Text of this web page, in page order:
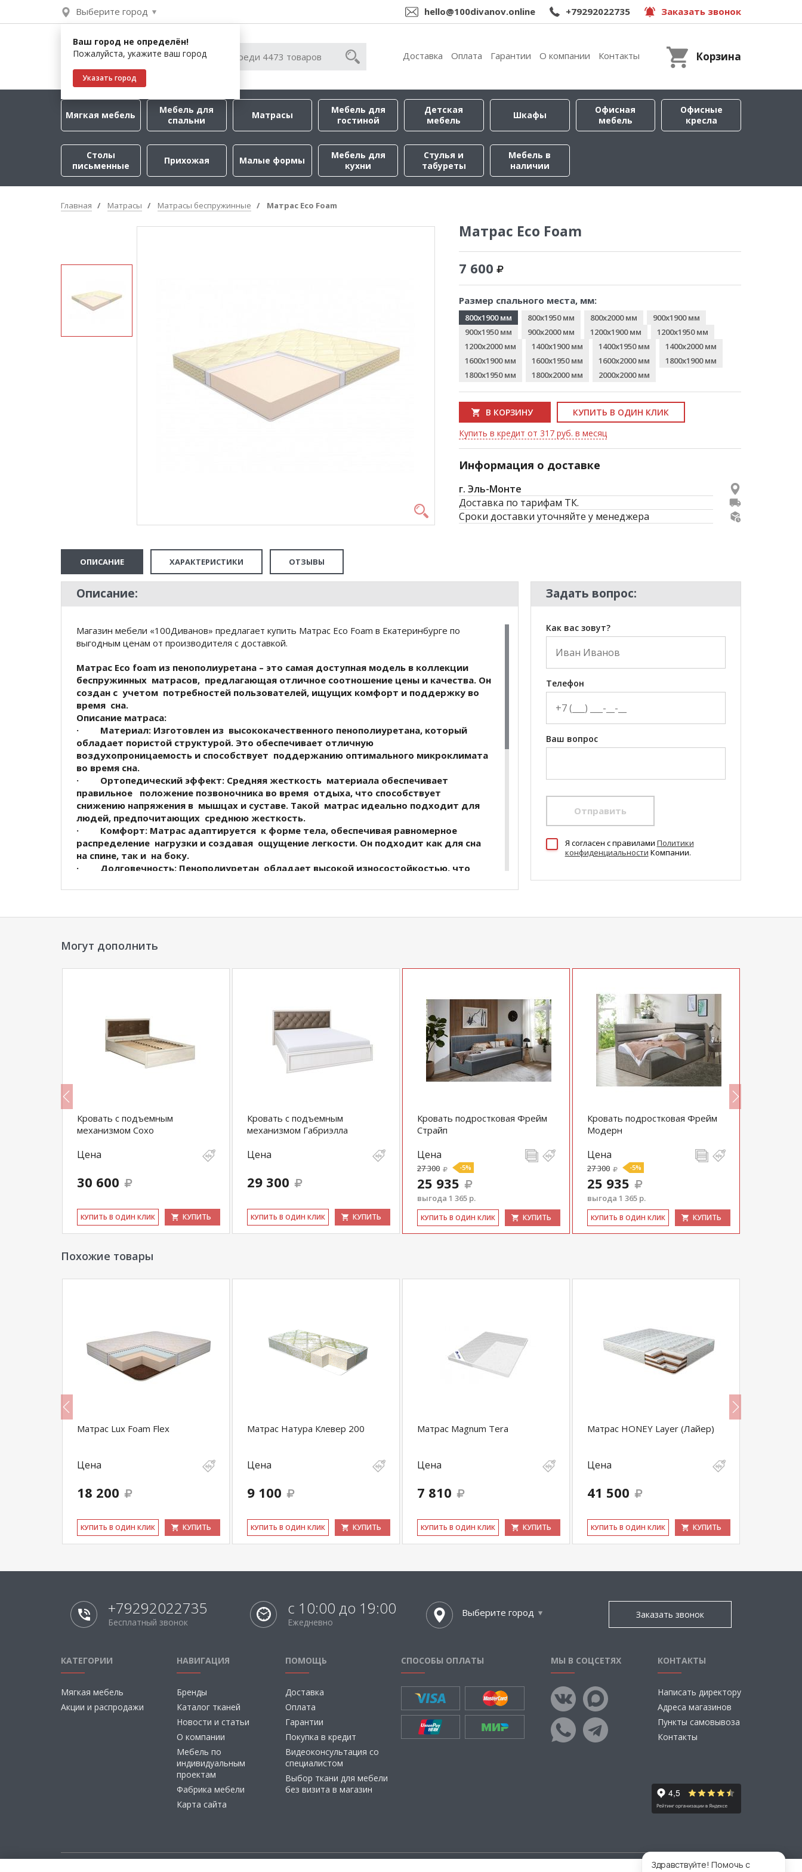
Выберите город
Ваш город не определён!
Пожалуйста, укажите ваш город
Указать город
hello@100divanov.online +79292022735 Заказать звонок
Доставка Оплата Гарантии О компании Контакты Корзина
Мягкая мебель
Мебель для
спальни
Матрасы
Мебель для
гостиной
Детская
мебель
Шкафы
Офисная
мебель
Офисные
кресла
Столы
письменные
Прихожая Малые формы
Мебель для
кухни
Стулья и
табуреты
Мебель в
наличии
Главная Матрасы Матрасы беспружинные Матрас Eco Foam
Матрас Eco Foam
7 600
Размер спального места, мм:
800x1900 мм 800x1950 мм 800x2000 мм
900x1900 мм
900x1950 мм
900x2000 мм 1200x1900 мм
1200x1950 мм
1200x2000 мм
1400x1900 мм 1400x1950 мм
1400x2000 мм
1600x1900 мм
1600x1950 мм 1600x2000 мм
1800x1900 мм
1800x1950 мм
1800x2000 мм 2000x2000 мм
В КОРЗИНУ
КУПИТЬ В ОДИН КЛИК
Купить в кредит от 317 руб. в месяц
Информация о доставке
г. Эль-Монте
Доставка по тарифам ТК.
Сроки доставки уточняйте у менеджера
ОПИСАНИЕ ХАРАКТЕРИСТИКИ ОТЗЫВЫ
Описание:
Магазин мебели «100Диванов» предлагает купить Матрас Eco Foam в Екатеринбурге по
выгодным ценам от производителя с доставкой.
Матрас Eco foam из пенополиуретана – это самая доступная модель в коллекции
беспружинных матрасов, предлагающая отличное соотношение цены и качества. Он
создан с учетом потребностей пользователей, ищущих комфорт и поддержку во
время сна.
Описание матраса:
· Материал: Изготовлен из высококачественного пенополиуретана, который
обладает пористой структурой. Это обеспечивает отличную
воздухопроницаемость и способствует поддержанию оптимального микроклимата
во время сна.
· Ортопедический эффект: Средняя жесткость материала обеспечивает
правильное положение позвоночника во время отдыха, что способствует
снижению напряжения в мышцах и суставе. Такой матрас идеально подходит для
людей, предпочитающих среднюю жесткость.
· Комфорт: Матрас адаптируется к форме тела, обеспечивая равномерное
распределение нагрузки и создавая ощущение легкости. Он подходит как для сна
на спине, так и на боку.
· Долговечность: Пенополиуретан обладает высокой износостойкостью, что
характеристики на протяжении многих лет.
устанавливать, что делает его удобным выбором для любого дома.
- Нагрузка 110 кг
*Дополнительную информацию о том, как купить Матрас Eco Foamуточняйте у нашего
менеджера по телефону
действительны только для интернет-
Задать вопрос:
Как вас зовут?
Телефон
Ваш вопрос
Отправить
Я согласен c правилами Политики
конфиденциальности Компании.
Могут дополнить
Кровать с подъемным
механизмом Сохо
Цена
30 600
КУ­ПИТЬ В ОДИН КЛИК КУПИТЬ
Кровать с подъемным
механизмом Габриэлла
Цена
29 300
КУ­ПИТЬ В ОДИН КЛИК КУПИТЬ
Кровать подростковая Фрейм
Страйп
Цена
27 300 -5%
25 935
выгода 1 365 р.
КУ­ПИТЬ В ОДИН КЛИК КУПИТЬ
Кровать подростковая Фрейм
Модерн
Цена
27 300 -5%
25 935
выгода 1 365 р.
КУ­ПИТЬ В ОДИН КЛИК КУПИТЬ
Похожие товары
Матрас Lux Foam Flex
Цена
18 200
КУ­ПИТЬ В ОДИН КЛИК КУПИТЬ
Матрас Натура Клевер 200
Цена
9 100
КУ­ПИТЬ В ОДИН КЛИК КУПИТЬ
Матрас Magnum Tera
Цена
7 810
КУ­ПИТЬ В ОДИН КЛИК КУПИТЬ
Матрас HONEY Layer (Лайер)
Цена
41 500
КУ­ПИТЬ В ОДИН КЛИК КУПИТЬ
+79292022735
Бесплатный звонок
с 10:00 до 19:00
Ежедневно
Выберите город Заказать звонок
КАТЕГОРИИ
Мягкая мебель
Акции и распродажи
НАВИГАЦИЯ
Бренды
Каталог тканей
Новости и статьи
О компании
Мебель по
индивидуальным
проектам
Фабрика мебели
Карта сайта
ПОМОЩЬ
Доставка
Оплата
Гарантии
Покупка в кредит
Видеоконсультация со
специалистом
Выбор ткани для мебели
без визита в магазин
СПОСОБЫ ОПЛАТЫ МЫ В СОЦСЕТЯХ КОНТАКТЫ
Написать директору
Адреса магазинов
Пункты самовывоза
Контакты
Здравствуйте! Помочь с